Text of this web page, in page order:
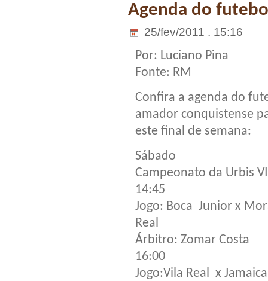
Agenda do
25/fev/2011 . 15:16
Por: Luciano Pina
Fonte: RM
Confira a agenda do
amador conquistense
este final de semana:
Sábado
Campeonato da Urbis VI
14:45
Jogo: Boca Junior x
Real
Árbitro: Zomar Costa
16:00
Jogo:Vila Real x Jamaica